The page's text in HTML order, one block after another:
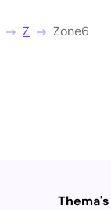
Z Zone6
Thema's